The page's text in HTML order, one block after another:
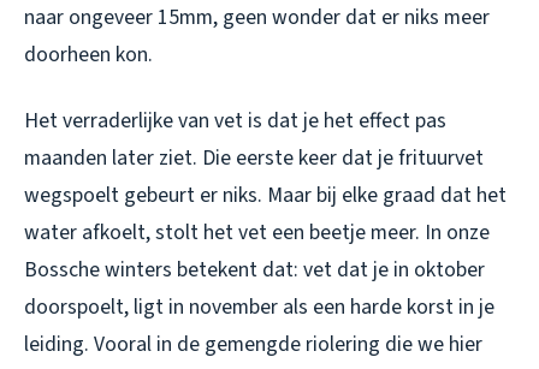
naar ongeveer 15mm, geen wonder dat er niks meer
doorheen kon.
Het verraderlijke van vet is dat je het effect pas
maanden later ziet. Die eerste keer dat je frituurvet
wegspoelt gebeurt er niks. Maar bij elke graad dat het
water afkoelt, stolt het vet een beetje meer. In onze
Bossche winters betekent dat: vet dat je in oktober
doorspoelt, ligt in november als een harde korst in je
leiding. Vooral in de gemengde riolering die we hier